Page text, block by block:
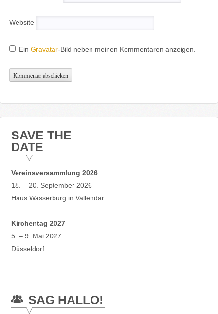
Website
Ein Gravatar-Bild neben meinen Kommentaren anzeigen.
SAVE THE
DATE
Vereinsversammlung 2026
18. – 20. September 2026
Haus Wasserburg in Vallendar
Kirchentag 2027
5. – 9. Mai 2027
Düsseldorf
SAG HALLO!